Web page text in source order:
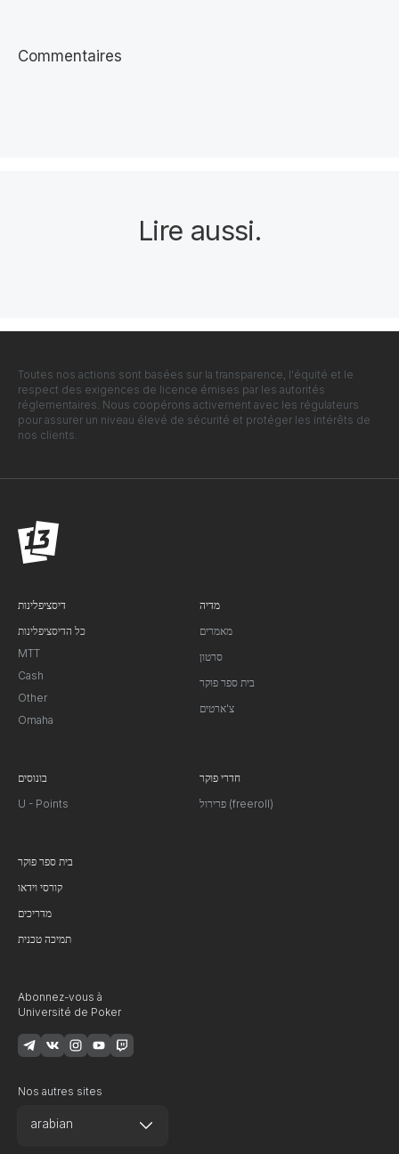
Commentaires
Lire aussi.
Toutes nos actions sont basées sur la transparence, l'équité et le
respect des exigences de licence émises par les autorités
réglementaires. Nous coopérons activement avec les régulateurs
pour assurer un niveau élevé de sécurité et protéger les intérêts de
nos clients.
דיסציפלינות
כל הדיסציפלינות
MTT
Cash
Other
Omaha
מדיה
מאמרים
סרטון
בית ספר פוקר
צ'ארטים
בונוסים
U - Points
חדרי פוקר
פרירול (freeroll)
בית ספר פוקר
קורסי וידאו
מדריכים
תמיכה טכנית
Abonnez-vous à
Université de Poker
Nos autres sites
arabian